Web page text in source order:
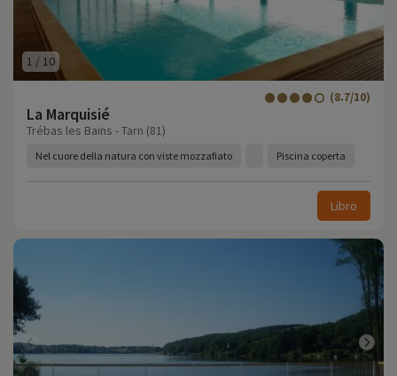
1 / 10
La Marquisié
(8.7/10)
Trébas les Bains - Tarn (81)
Nel cuore della natura con viste mozzafiato Piscina coperta
Libro